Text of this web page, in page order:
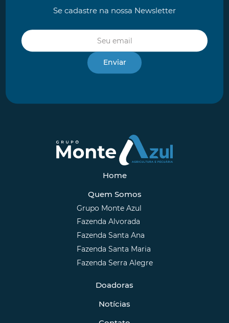
Se cadastre na nossa Newsletter
Home
Quem Somos
Grupo Monte Azul
Fazenda Alvorada
Fazenda Santa Ana
Fazenda Santa Maria
Fazenda Serra Alegre
Doadoras
Notícias